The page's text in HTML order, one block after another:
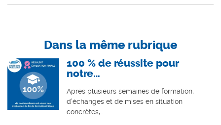
Dans la même rubrique
100 % de réussite pour
notre…
Après plusieurs semaines de formation,
d’échanges et de mises en situation
concrètes,…